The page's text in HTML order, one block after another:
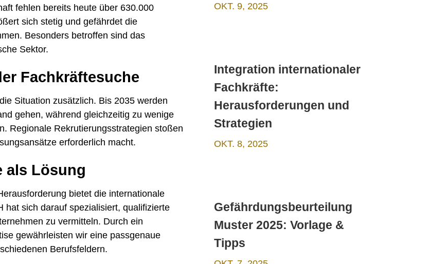
fehlen bereits heute über 630.000
sich stetig und gefährdet die
Besonders betroffen sind das
Sektor.
Fachkräftesuche
Situation zusätzlich. Bis 2035 werden
gehen, während gleichzeitig zu wenige
Regionale Rekrutierungsstrategien stoßen
erforderlich macht.
als Lösung
bietet die internationale
hat sich darauf spezialisiert, qualifizierte
zu vermitteln. Durch ein
gewährleisten wir eine passgenaue
Berufsfeldern.
OKT. 9, 2025
Integration internationaler
Fachkräfte:
Herausforderungen und
Strategien
OKT. 8, 2025
Gefährdungsbeurteilung
Muster 2025: Vorlage &
Tipps